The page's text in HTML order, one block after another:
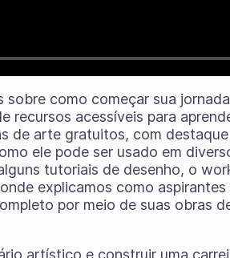
como começar sua
recursos acessíveis para
de arte gratuitos, com
ele pode ser usado em
tutoriais de desenho, o
explicamos como
por meio de suas obras
artístico e construir uma